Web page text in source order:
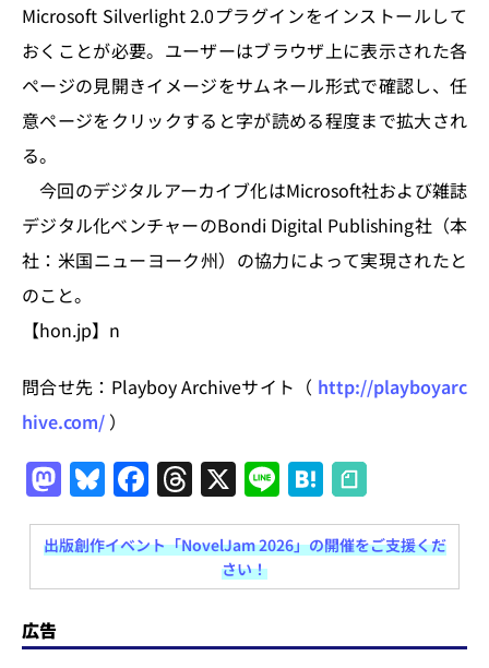
Microsoft Silverlight 2.0プラグインをインストールして
おくことが必要。ユーザーはブラウザ上に表示された各
ページの見開きイメージをサムネール形式で確認し、任
意ページをクリックすると字が読める程度まで拡大され
る。
今回のデジタルアーカイブ化はMicrosoft社および雑誌
デジタル化ベンチャーのBondi Digital Publishing社（本
社：米国ニューヨーク州）の協力によって実現されたと
のこと。
【hon.jp】n
問合せ先：Playboy Archiveサイト（ http://playboyarc
hive.com/ ）
M
a
st
o
o
Bl
u
e
s
y
F
a
c
e
o
T
h
re
a
s
X Li
n
e
H
at
e
n
出版創作イベント「NovelJam 2026」の開催をご支援くだ
さい！
広告